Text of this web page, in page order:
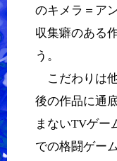
のキメラ＝ア
収集癖のある
う。
こだわりは
後の作品に通
まないTVゲー
での格闘ゲー